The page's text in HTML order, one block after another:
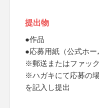
提出物
●作品
●応募用紙（公式ホー
※郵送またはファッ
※ハガキにて応募の
を記入し提出